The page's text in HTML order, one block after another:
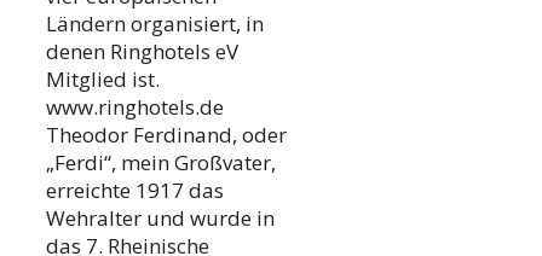
Ländern organisiert, in
denen Ringhotels eV
Mitglied ist.
www.ringhotels.de
Theodor Ferdinand, oder
„Ferdi“, mein Großvater,
erreichte 1917 das
Wehralter und wurde in
das 7. Rheinische